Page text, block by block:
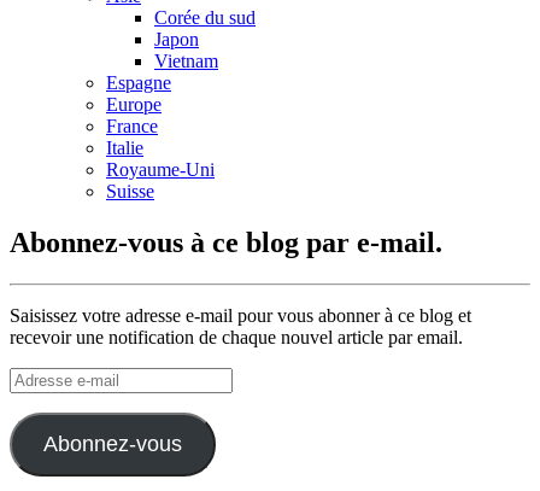
Corée du sud
Japon
Vietnam
Espagne
Europe
France
Italie
Royaume-Uni
Suisse
Abonnez-vous à ce blog par e-mail.
Saisissez votre adresse e-mail pour vous abonner à ce blog et
recevoir une notification de chaque nouvel article par email.
Adresse
e-
mail
Abonnez-vous